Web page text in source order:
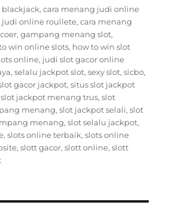
,cara menang judi online
judi online roullete,cara menang
,gampang menang slot,
win online slots, how to win slot
online, judi slot gacor online
,selalu jackpot slot,sexy slot,sicbo,
gacor jackpot,situs slot jackpot
slot jackpot menang trus,slot
menang,slot jackpot selali,slot
menang,slot selalu jackpot,
,slots online terbaik,slots online
,slott gacor,slott online,slott